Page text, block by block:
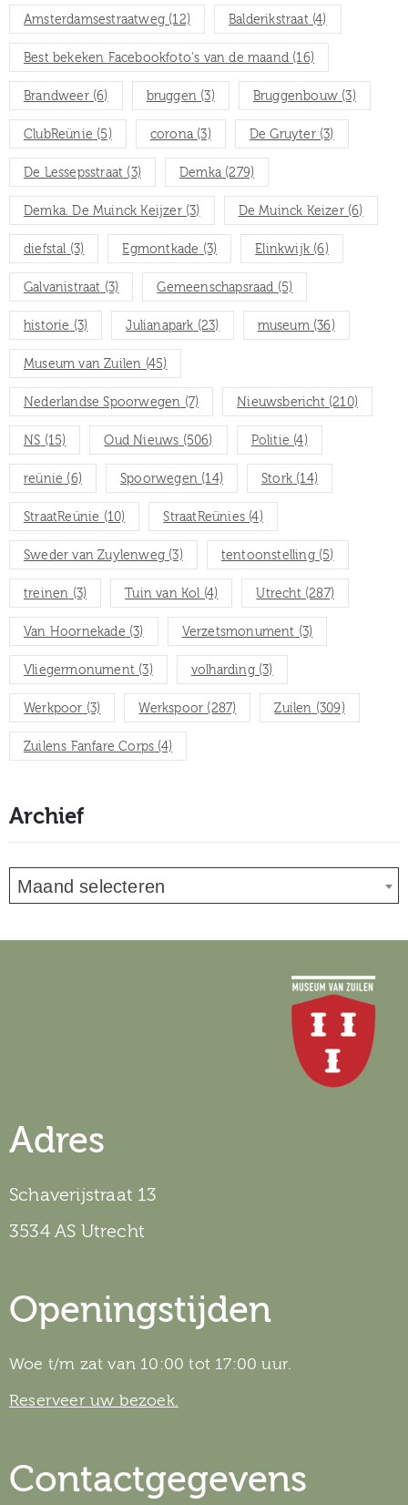
Amsterdamsestraatweg (12) Balderikstraat(4)
Best bekeken Facebookfoto's van de maand (16)
Brandweer(6) bruggen (3) Bruggenbouw (3)
ClubReünie (5) corona (3) De Gruyter(3)
De Lessepsstraat (3) Demka (279)
Demka. De Muinck Keijzer(3) De Muinck Keizer(6)
diefstal (3) Egmontkade (3) Elinkwijk (6)
Galvanistraat (3) Gemeenschapsraad (5)
historie (3) Julianapark (23) museum(36)
Museum van Zuilen (45)
Nederlandse Spoorwegen (7) Nieuwsbericht(210)
NS (15) Oud Nieuws (506) Politie (4)
reünie (6) Spoorwegen (14) Stork (14)
StraatReünie (10) StraatReünies (4)
Sweder van Zuylenweg (3) tentoonstelling(5)
treinen (3) Tuin van Kol (4) Utrecht(287)
Van Hoornekade (3) Verzetsmonument (3)
Vliegermonument (3) volharding(3)
Werkpoor (3) Werkspoor (287) Zuilen (309)
Zuilens Fanfare Corps (4)
Archief
Maand selecteren
Adres
Schaverijstraat 13
3534 AS Utrecht
Openingstijden
Woe t/m zat van 10:00 tot 17:00 uur.
Reserveer uw bezoek.
Contactgegevens